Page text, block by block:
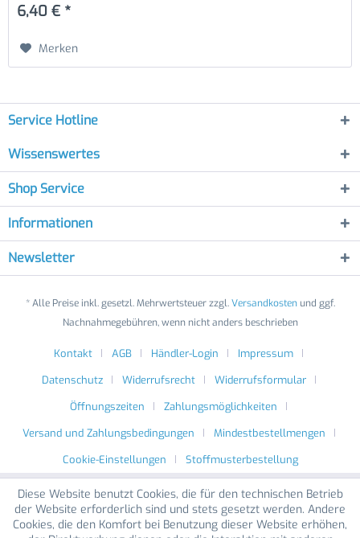
6,40 € *
Merken
Service Hotline
Wissenswertes
Shop Service
Informationen
Newsletter
* Alle Preise inkl. gesetzl. Mehrwertsteuer zzgl.Versandkostenund ggf.
Nachnahmegebühren, wenn nicht anders beschrieben
Kontakt AGB Händler-Login
Impressum
Datenschutz
Widerrufsrecht
Widerrufsformular
Öffnungszeiten
Zahlungsmöglichkeiten
Versand und Zahlungsbedingungen
Mindestbestellmengen
Cookie-Einstellungen
Stoffmusterbestellung
Diese Website benutzt Cookies, die für den technischen Betrieb
der Website erforderlich sind und stets gesetzt werden. Andere
Cookies, die den Komfort bei Benutzung dieser Website erhöhen,